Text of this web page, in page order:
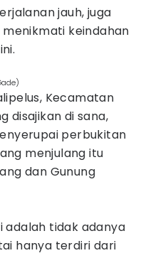
jauh, juga
keindahan
Kecamatan
disajikan di sana,
perbukitan
menjulang itu
dan Gunung
adalah tidak adanya
hanya terdiri dari